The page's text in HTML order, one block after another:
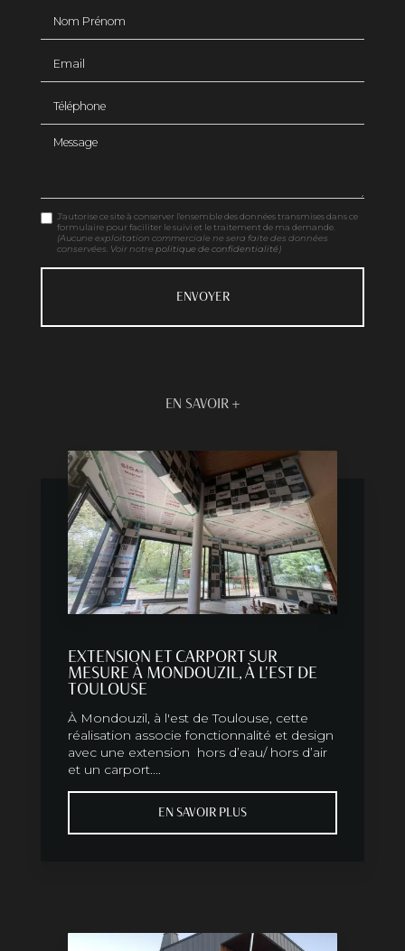
Message
J'autorise ce site à conserver l'ensemble des données transmises dans ce
formulaire pour faciliter le suivi et le traitement de ma demande.
(Aucune exploitation commerciale ne sera faite des données
conservées. Voir notre politique de confidentialité)
EN SAVOIR +
EXTENSION ET CARPORT SUR
MESURE À MONDOUZIL, À L'EST DE
TOULOUSE
À Mondouzil, à l'est de Toulouse, cette
réalisation associe fonctionnalité et design
avec une extension hors d’eau/ hors d’air
et un carport....
EN SAVOIR PLUS